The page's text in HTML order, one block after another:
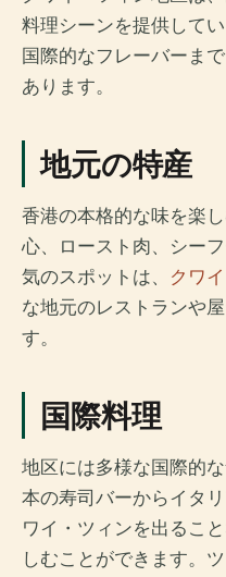
料理シーンを提供して
国際的なフレーバーま
あります。
地元の特産
香港の本格的な味を楽
心、ロースト肉、シー
気のスポットは、 クワ
な地元のレストランや
す。
国際料理
地区には多様な国際的
本の寿司バーからイタ
ワイ・ツィンを出るこ
しむことができます。